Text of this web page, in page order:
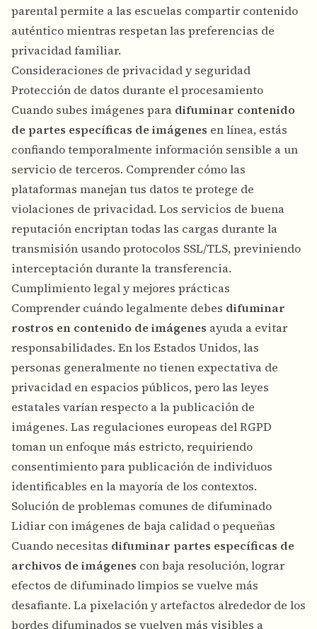
parental permite a las escuelas compartir contenido
auténtico mientras respetan las preferencias de
privacidad familiar.
Consideraciones de privacidad y seguridad
Protección de datos durante el procesamiento
Cuando subes imágenes para difuminar contenido
de partes específicas de imágenes en línea, estás
confiando temporalmente información sensible a un
servicio de terceros. Comprender cómo las
plataformas manejan tus datos te protege de
violaciones de privacidad. Los servicios de buena
reputación encriptan todas las cargas durante la
transmisión usando protocolos SSL/TLS, previniendo
interceptación durante la transferencia.
Cumplimiento legal y mejores prácticas
Comprender cuándo legalmente debes difuminar
rostros en contenido de imágenes ayuda a evitar
responsabilidades. En los Estados Unidos, las
personas generalmente no tienen expectativa de
privacidad en espacios públicos, pero las leyes
estatales varían respecto a la publicación de
imágenes. Las regulaciones europeas del RGPD
toman un enfoque más estricto, requiriendo
consentimiento para publicación de individuos
identificables en la mayoría de los contextos.
Solución de problemas comunes de difuminado
Lidiar con imágenes de baja calidad o pequeñas
Cuando necesitas difuminar partes específicas de
archivos de imágenes con baja resolución, lograr
efectos de difuminado limpios se vuelve más
desafiante. La pixelación y artefactos alrededor de los
bordes difuminados se vuelven más visibles a